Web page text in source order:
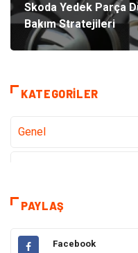
Skoda Yedek Parça
Bakım Stratejileri
KATEGORILER
Genel
Sağlık
Gıda
PAYLAŞ
Facebook